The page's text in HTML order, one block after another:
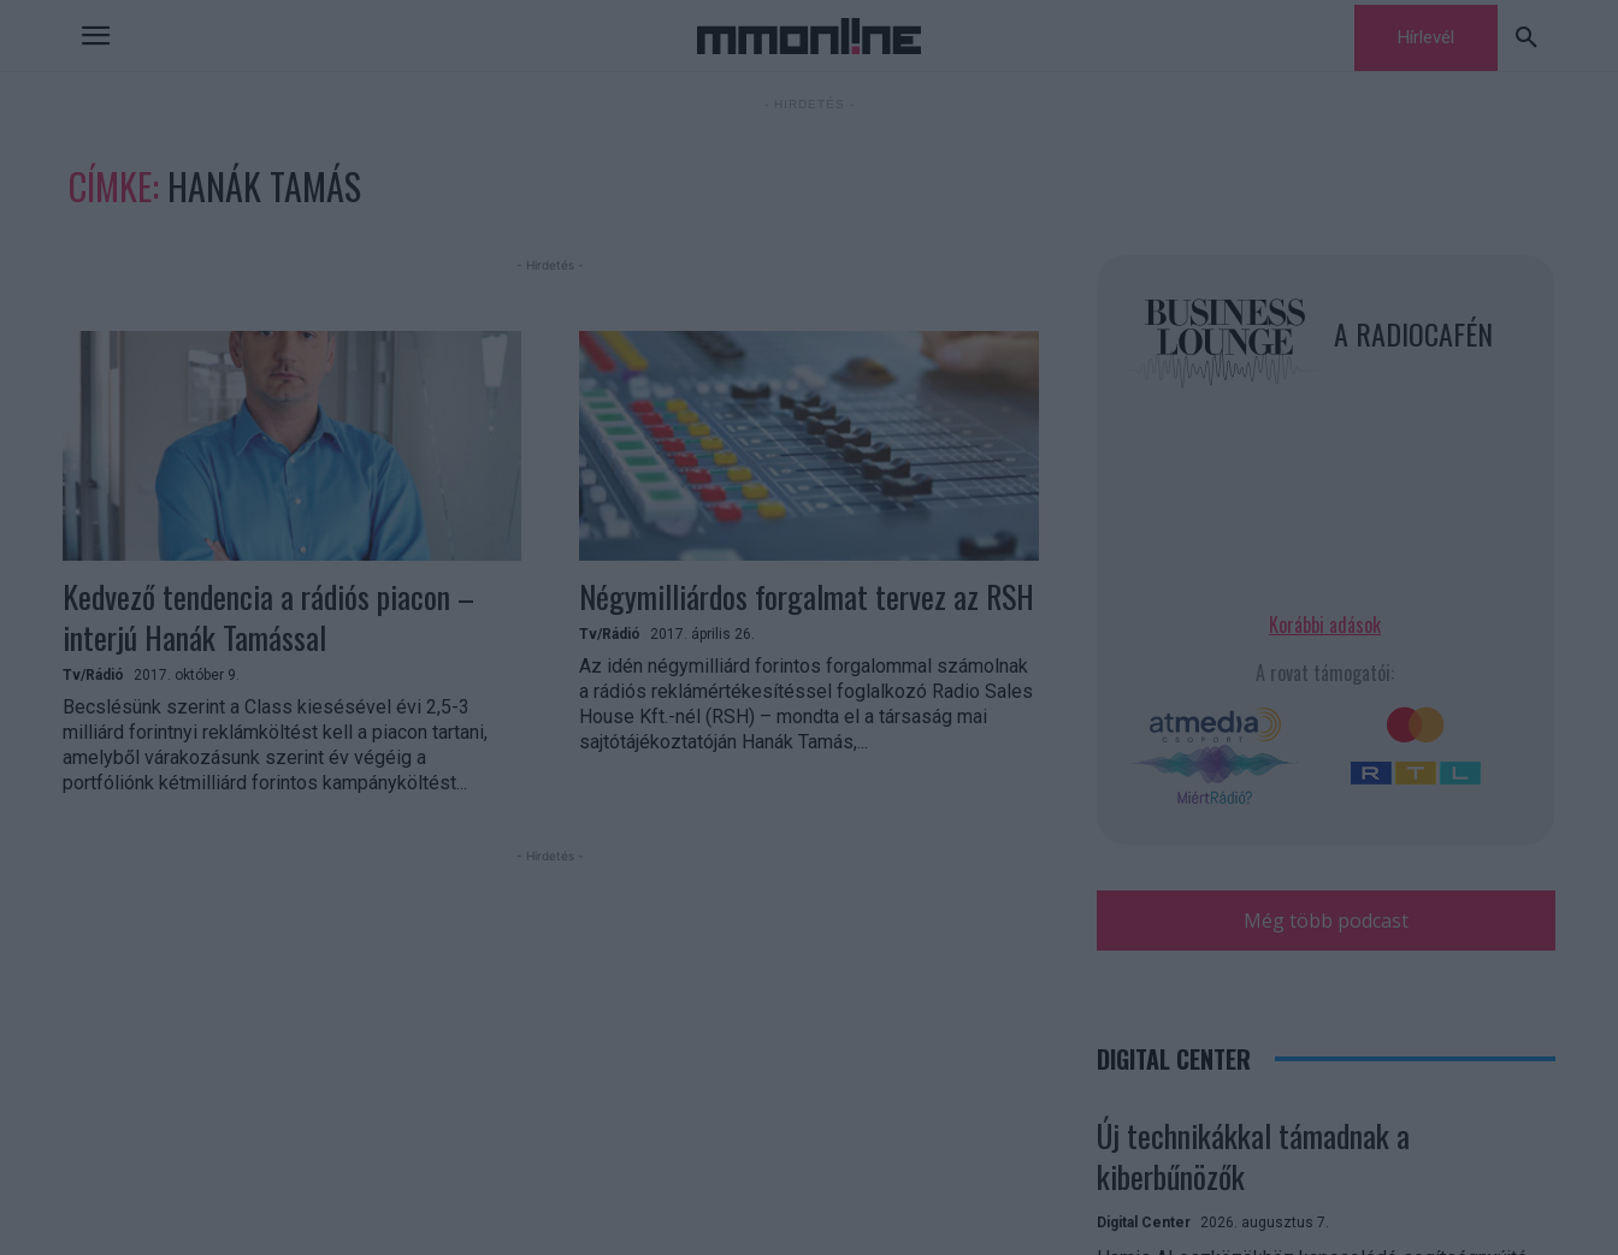
Hírlevél
CÍMKE: HANÁK TAMÁS
- Hirdetés -
Kedvező tendencia a rádiós piacon –
interjú Hanák Tamással
Tv/Rádió 2017. október 9.
Becslésünk szerint a Class kiesésével évi 2,5-3
milliárd forintnyi reklámköltést kell a piacon tartani,
amelyből várakozásunk szerint év végéig a
portfóliónk kétmilliárd forintos kampányköltést...
Négymilliárdos forgalmat tervez az RSH
Tv/Rádió 2017. április 26.
Az idén négymilliárd forintos forgalommal számolnak
a rádiós reklámértékesítéssel foglalkozó Radio Sales
House Kft.-nél (RSH) – mondta el a társaság mai
sajtótájékoztatóján Hanák Tamás,...
- Hirdetés -
A RADIOCAFÉN
Korábbi adások
A rovat támogatói:
Még több podcast
DIGITAL CENTER
Új technikákkal támadnak a
kiberbűnözők
Digital Center 2026. augusztus 7.